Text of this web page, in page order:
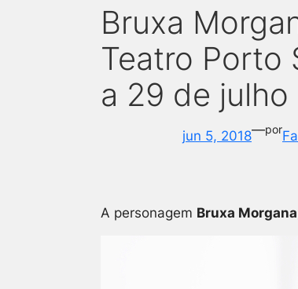
Bruxa
Teatro Porto
a 29 de julho
jun 5, 2018—por
A personagem Bruxa